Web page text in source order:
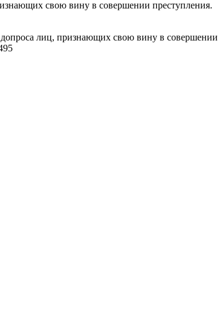
свою вину в совершении преступления.
лиц, признающих свою вину в